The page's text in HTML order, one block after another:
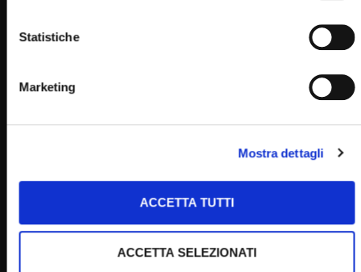
Statistiche
Marketing
Mostra dettagli
ACCETTA TUTTI
ACCETTA SELEZIONATI
Padre Pio
Emittente televisiva cattolica dei frati cappuccini di San
Giovanni Rotondo.
Puoi guardare Padre Pio Tv
su Tv Sat al canale 445,